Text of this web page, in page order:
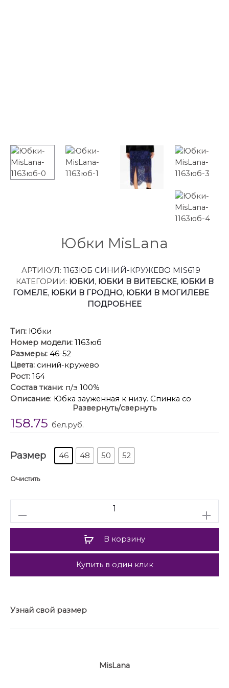
Юбки MisLana
АРТИКУЛ: 1163ЮБ СИНИЙ-КРУЖЕВО MIS619
КАТЕГОРИИ: ЮБКИ, ЮБКИ В ВИТЕБСКЕ, ЮБКИ В
ГОМЕЛЕ, ЮБКИ В ГРОДНО, ЮБКИ В МОГИЛЕВЕ
ПОДРОБНЕЕ
Тип: Юбки
Номер модели: 1163юб
Размеры: 46-52
Цвета: синий-кружево
Рост: 164
Состав ткани: п/э 100%
Описание: Юбка зауженная к низу. Спинка со
средним швом, заканчивающимся разрезом,
застежка на тесьму молнию в среднем шве спинки.
Развернуть/свернуть
158.75 бел.руб.
Размер 46 48 50 52
Очистить
В корзину
Купить в один клик
Узнай свой размер
MisLana